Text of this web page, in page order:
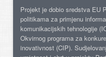
Projekt je dobio sredstva EU
politikama za primjenu
komunikacijskih tehnologije
Okvirnog programa za
inovativnost (CIP).